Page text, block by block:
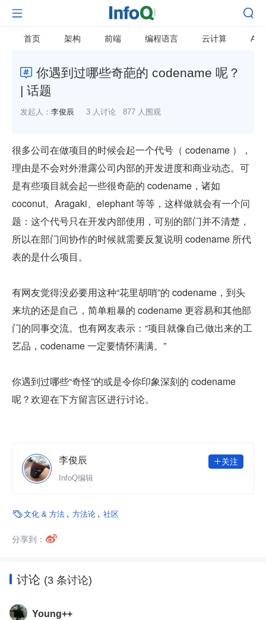
 
首页 架构 前端 编程语言 云计算 AI
 你遇到过哪些奇葩的 codename 呢？
| 话题
发起人： 李俊辰 3 人讨论 877 人围观
很多公司在做项目的时候会起一个代号（ codename ），
理由是不会对外泄露公司内部的开发进度和商业动态。可
是有些项目就会起一些很奇葩的 codename，诸如
coconut、Aragaki、elephant 等等，这样做就会有一个问
题：这个代号只在开发内部使用，可别的部门并不清楚，
所以在部门间协作的时候就需要反复说明 codename 所代
表的是什么项目。
有网友觉得没必要用这种“花里胡哨”的 codename，到头
来坑的还是自己，简单粗暴的 codename 更容易和其他部
门的同事交流。也有网友表示：“项目就像自己做出来的工
艺品，codename 一定要情怀满满。”
你遇到过哪些“奇怪”的或是令你印象深刻的 codename
呢？欢迎在下方留言区进行讨论。
李俊辰 关注
InfoQ编辑
文化 & 方法 方法论 社区
分享到：
讨论 (3 条讨论)
Young++